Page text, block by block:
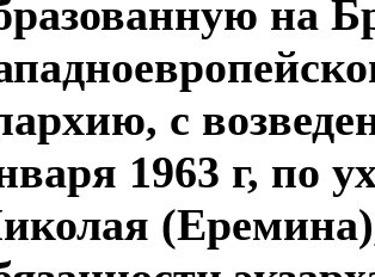
на
с
1963 г, по